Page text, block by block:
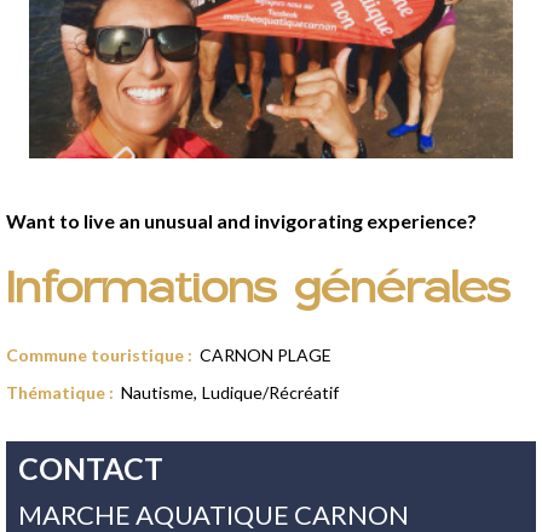
Presentation
Want to live an unusual and invigorating experience?
Informations générales
Commune touristique : CARNON PLAGE
Thématique : Nautisme Ludique/Récréatif
CONTACT
MARCHE AQUATIQUE CARNON